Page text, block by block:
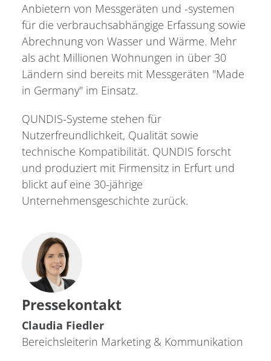
Anbietern von Messgeräten und -systemen
für die verbrauchsabhängige Erfassung sowie
Abrechnung von Wasser und Wärme. Mehr
als acht Millionen Wohnungen in über 30
Ländern sind bereits mit Messgeräten "Made
in Germany" im Einsatz.
QUNDIS-Systeme stehen für
Nutzerfreundlichkeit, Qualität sowie
technische Kompatibilität. QUNDIS forscht
und produziert mit Firmensitz in Erfurt und
blickt auf eine 30-jährige
Unternehmensgeschichte zurück.
Pressekontakt
Claudia Fiedler
Bereichsleiterin Marketing & Kommunikation